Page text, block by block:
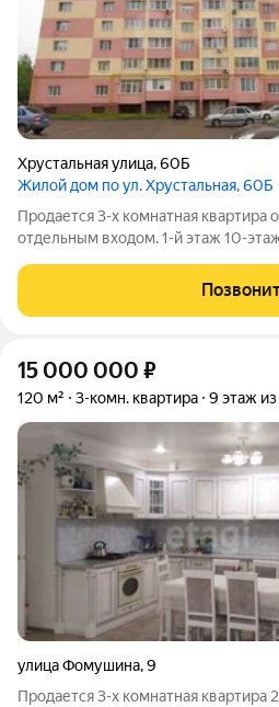
Хрустальная улица,60Б
Жилой дом по ул. Хрустальная, 60Б
Продается 3-х комнатная
отдельным входом. 1-й этаж 10-
15 000 000 ₽
120 м² 3-комн. квартира 9 этаж из
улица Фомушина,9
Продается 3-х комнатная квартира